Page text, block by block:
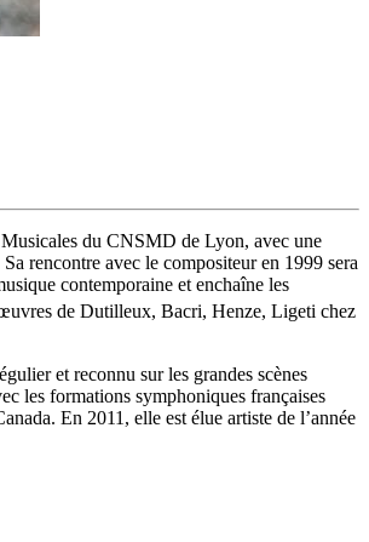
du CNSMD de Lyon, avec une
rencontre avec le compositeur en 1999 sera
contemporaine et enchaîne les
de Dutilleux, Bacri, Henze, Ligeti chez
et reconnu sur les grandes scènes
les formations symphoniques françaises
En 2011, elle est élue artiste de l’année